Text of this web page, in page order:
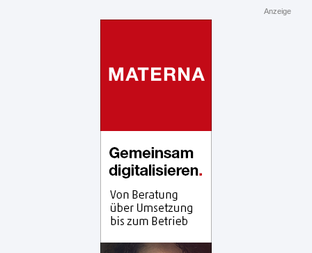
Anzeige